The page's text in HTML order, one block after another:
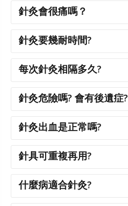
針灸會很痛嗎？
針灸要幾耐時間?
每次針灸相隔多久?
針灸危險嗎? 會有後遺症?
針灸出血是正常嗎?
針具可重複再用?
什麼病適合針灸?